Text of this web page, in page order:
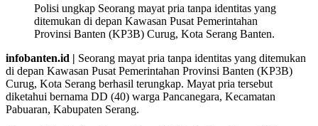
Polisi ungkap Seorang mayat pria tanpa identitas yang
ditemukan di depan Kawasan Pusat Pemerintahan
Provinsi Banten (KP3B) Curug, Kota Serang Banten.
infobanten.id | Seorang mayat pria tanpa identitas yang ditemukan
di depan Kawasan Pusat Pemerintahan Provinsi Banten (KP3B)
Curug, Kota Serang berhasil terungkap. Mayat pria tersebut
diketahui bernama DD (40) warga Pancanegara, Kecamatan
Pabuaran, Kabupaten Serang.